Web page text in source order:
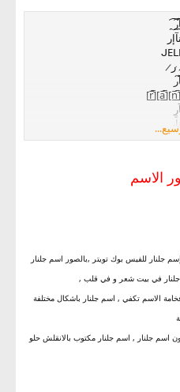
ر̷
الاسم
جلنار للفيس بوك تويتر ,بالصور اسم جلنار
جلنار في بيت شعر و في قلب ,
الاسم تكفي , اسم جلنار باشكال مختلفة
اسم جلنار , اسم جلنار مكتوب بالانقلش حلو